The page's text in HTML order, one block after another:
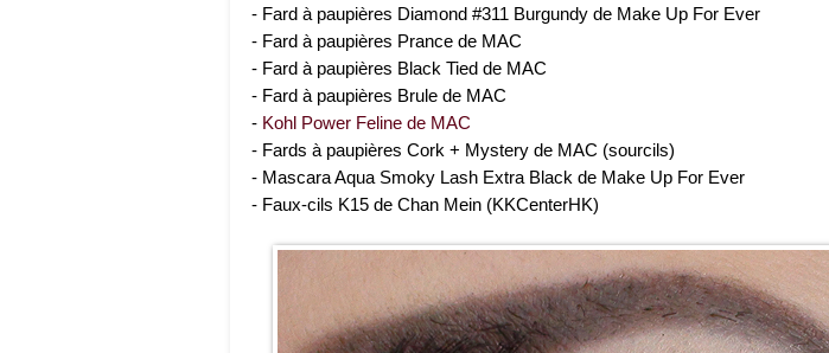
- Fard à paupières Diamond #311 Burgundy de Make Up For Ever
- Fard à paupières Prance de MAC
- Fard à paupières Black Tied de MAC
- Fard à paupières Brule de MAC
- Kohl Power Feline de MAC
- Fards à paupières Cork + Mystery de MAC (sourcils)
- Mascara Aqua Smoky Lash Extra Black de Make Up For Ever
- Faux-cils K15 de Chan Mein (KKCenterHK)